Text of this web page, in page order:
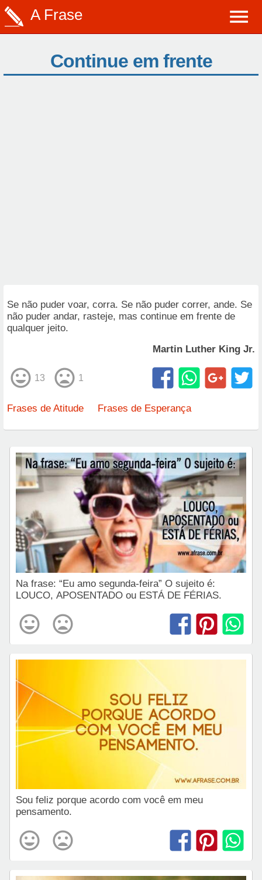
A Frase
Continue em frente
Se não puder voar, corra. Se não puder correr, ande. Se
não puder andar, rasteje, mas continue em frente de
qualquer jeito.
Martin Luther King Jr.
13 1
Frases de Atitude Frases de Esperança
Na frase: “Eu amo segunda-feira” O sujeito é:
LOUCO, APOSENTADO ou ESTÁ DE FÉRIAS.
Sou feliz porque acordo com você em meu
pensamento.